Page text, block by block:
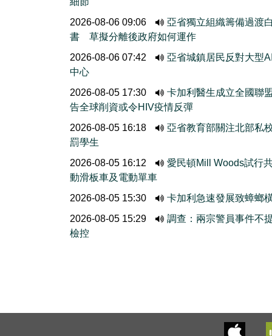
2026-08-06 09:06
亞省獨立組織籌備過渡
書 草擬分離後政府如何運作
2026-08-06 07:42
亞省城鎮居民反對大型
中心
2026-08-05 17:30
卡加利醫生成立全國聯
告全球削資或令HIV疫情反彈
2026-08-05 16:18
亞省教育部關注北部私
罰學生
2026-08-05 16:12
愛民頓Mill Woods試行
動滑板車及電動單車
2026-08-05 15:30
卡加利急速發展致蟑螂
2026-08-05 15:29
調查：兩宗警員事件不
檢控